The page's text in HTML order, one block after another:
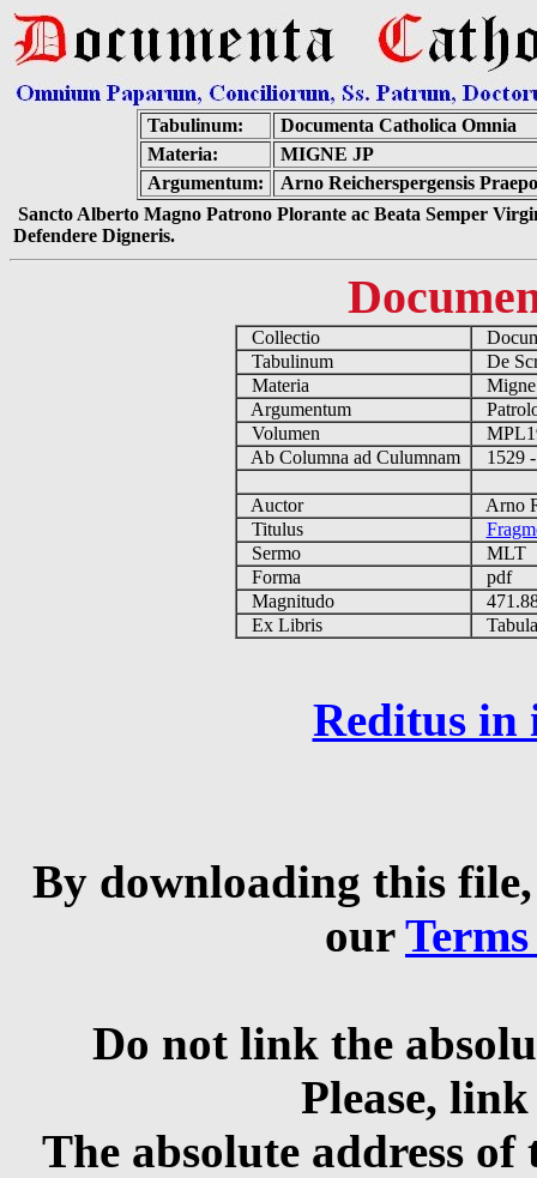
Tabulinum:
Documenta Catholica Omnia
Materia:
MIGNE JP
Argumentum:
Arno Reicherspergensis
Sancto Alberto Magno Patrono Plorante ac Beata Semper
Defendere Digneris.
Collectio
Tabulinum
De
Materia
Argumentum
Volumen
Ab Columna ad Culumnam
1529
Auctor
Arno
Titulus
Sermo
MLT
Forma
pdf
Magnitudo
Ex Libris
Reditus in
By downloading this
our
Do not link the
Please,
The absolute address